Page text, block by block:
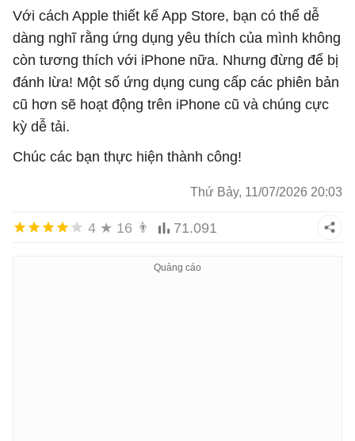
Với cách Apple thiết kế App Store, bạn có thể dễ
dàng nghĩ rằng ứng dụng yêu thích của mình không
còn tương thích với iPhone nữa. Nhưng đừng để bị
đánh lừa! Một số ứng dụng cung cấp các phiên bản
cũ hơn sẽ hoạt động trên iPhone cũ và chúng cực
kỳ dễ tải.
Chúc các bạn thực hiện thành công!
Thứ Bảy, 11/07/2026 20:03
4 ★ 16 👨 71.091